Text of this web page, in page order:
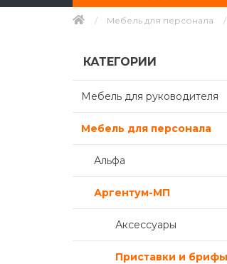
Мебель для персонала
КАТЕГОРИИ
Мебель для руководителя
Мебель для персонала
Альфа
Аргентум-МП
Аксессуары
Приставки и брифы